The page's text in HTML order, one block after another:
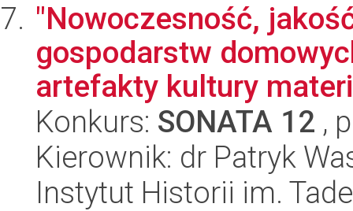
"Nowoczesność,
gospodarstw
artefakty kultury
Konkurs: SONATA 12 ,
Kierownik: dr Patryk
Instytut Historii im.